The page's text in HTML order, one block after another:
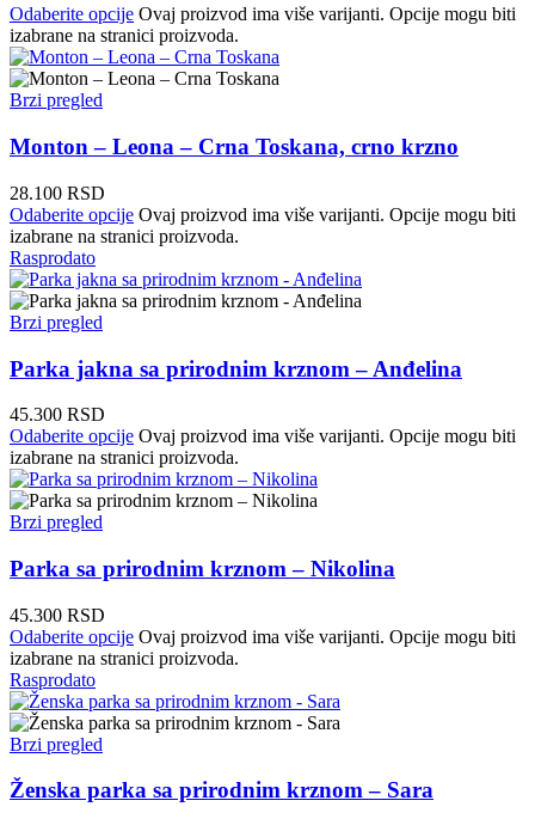
Odaberite opcije Ovaj proizvod ima više varijanti. Opcije mogu biti
izabrane na stranici proizvoda.
Brzi pregled
Monton – Leona – Crna Toskana, crno krzno
28.100 RSD
Odaberite opcije Ovaj proizvod ima više varijanti. Opcije mogu biti
izabrane na stranici proizvoda.
Rasprodato
Brzi pregled
Parka jakna sa prirodnim krznom – Anđelina
45.300 RSD
Odaberite opcije Ovaj proizvod ima više varijanti. Opcije mogu biti
izabrane na stranici proizvoda.
Brzi pregled
Parka sa prirodnim krznom – Nikolina
45.300 RSD
Odaberite opcije Ovaj proizvod ima više varijanti. Opcije mogu biti
izabrane na stranici proizvoda.
Rasprodato
Brzi pregled
Ženska parka sa prirodnim krznom – Sara